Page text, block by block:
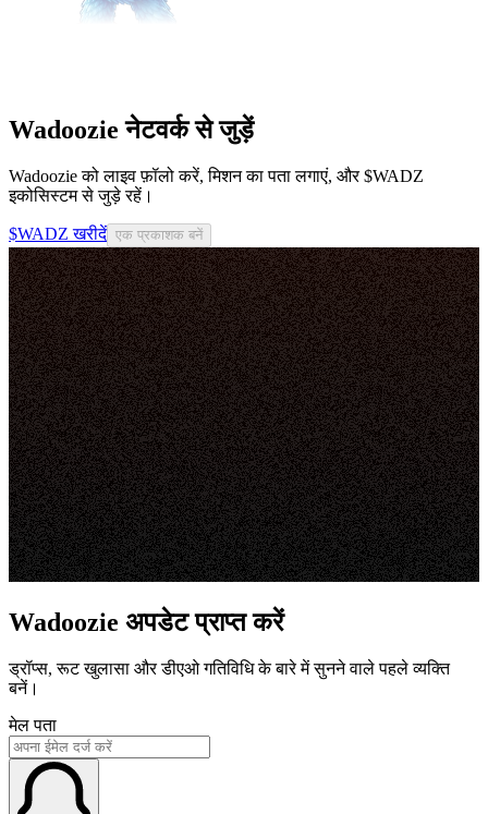
Wadoozie नेटवर्क से जुड़ें
Wadoozie को लाइव फ़ॉलो करें, मिशन का पता लगाएं, और $WADZ
इकोसिस्टम से जुड़े रहें।
$WADZ खरीदें एक प्रकाशक बनें
Wadoozie अपडेट प्राप्त करें
ड्रॉप्स, रूट खुलासा और डीएओ गतिविधि के बारे में सुनने वाले पहले व्यक्ति
बनें।
मेल पता